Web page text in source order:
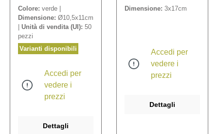
irregolare e bordo
svasato.
Colore: verde |
Dimensione: Ø10,5x11cm
| Unità di vendita (UI): 50
pezzi
Varianti disponibili
Accedi per
vedere i
prezzi
Dettagli
´espositore può essere
20 carte). Scritte in
lingua tedesca.
Dimensione: 3x17cm
Accedi per
vedere i
prezzi
Dettagli